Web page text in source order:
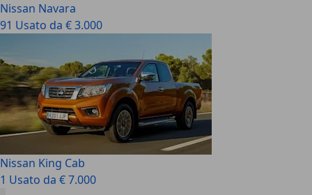
Nissan Navara
91 Usato da € 3.000
Nissan King Cab
1 Usato da € 7.000